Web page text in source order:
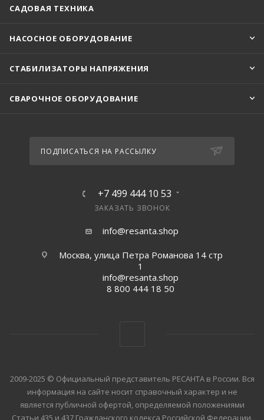
САДОВАЯ ТЕХНИКА
НАСОСНОЕ ОБОРУДОВАНИЕ
СТАБИЛИЗАТОРЫ НАПРЯЖЕНИЯ
СВАРОЧНОЕ ОБОРУДОВАНИЕ
ПОДПИСАТЬСЯ НА РАССЫЛКУ
+7 499 444 10 53
ЗАКАЗАТЬ ЗВОНОК
info@resanta.shop
Москва, улица Петра Романова 14 стр
1
info@resanta.shop
8 800 444 18 50
2009-2025 © Официальный представитель РЕСАНТА в России. Вся
информация на сайте носит справочный характер и не
является публичной офертой, определяемой положениями
Статьи 435 и 437 Гражданского кодекса Российской Федерации.